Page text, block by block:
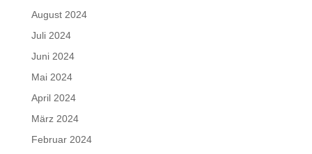
August 2024
Juli 2024
Juni 2024
Mai 2024
April 2024
März 2024
Februar 2024